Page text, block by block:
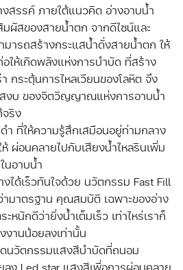
งสรรค์ ภายใต้แนวคิด อ่างอาบน้ำ
ผัสของสายน้ำตก จากดีไซน์และ
ารถสร้างกระแสน้ำดั่งสายน้ำตก ให้
ให้เกิดพลังแห่งการบำบัด ที่สร้าง
กระตุ้นการไหลเวียนของโลหิต จึง
งบ ของจิตวิญญาณแห่งการอาบน้ำ
ริง
ำ ที่ให้ความรู้สึกเสมือนอยู่ท่ามกลาง
ผ่อนคลายไปกับเสียงน้ำไหลรินเพิ่ม
นอาบน้ำ
ได้เร็วทันใจด้วย นวัตกรรม Fast Fill
มาตรฐาน คุณสมบัติ เฉพาะของอ่าง
ะหนักดีว่ายิ่งน้ำเต็มเร็ว เท่าไหร่เราก็
านน้อยลงเท่านั้น
นวัตกรรมแสงสีบำบัดที่ถนอม
ง Led star แสงสีเพื่อการผ่อนคลาย